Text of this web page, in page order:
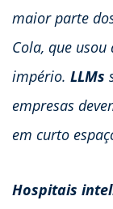
maior parte
Cola, que
império. LLMs
empresas
em curto
Hospitais